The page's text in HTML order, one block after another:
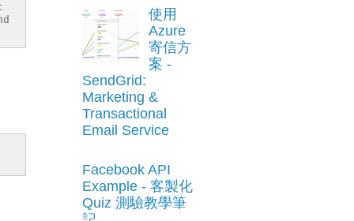
使用
Azure
寄信方
案 -
SendGrid:
Marketing &
Transactional
Email Service
Facebook API
Example - 客製化
Quiz 測驗教學筆